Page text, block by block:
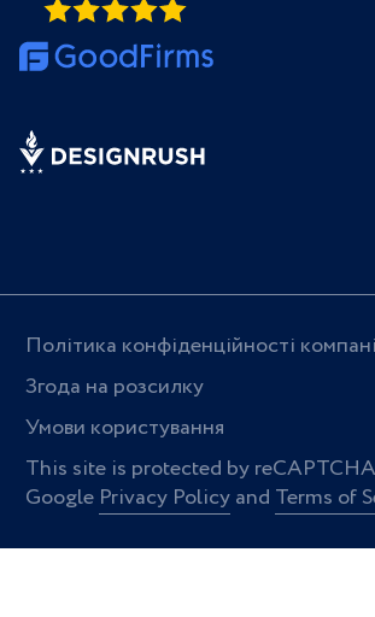
Політика конфіденційності
Згода на розсилку
Умови користування
This site is protected by
Google Privacy Policyand Terms of